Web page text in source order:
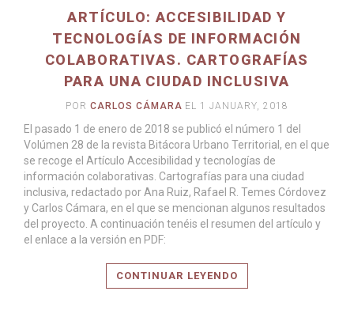
ARTÍCULO: ACCESIBILIDAD Y
TECNOLOGÍAS DE INFORMACIÓN
COLABORATIVAS. CARTOGRAFÍAS
PARA UNA CIUDAD INCLUSIVA
PORCARLOS CÁMARA EL 1 JANUARY, 2018
El pasado 1 de enero de 2018 se publicó el número 1 del
Volúmen 28 de la revista Bitácora Urbano Territorial, en el que
se recoge el Artículo Accesibilidad y tecnologías de
información colaborativas. Cartografías para una ciudad
inclusiva, redactado por Ana Ruiz, Rafael R. Temes Córdovez
y Carlos Cámara, en el que se mencionan algunos resultados
del proyecto. A continuación tenéis el resumen del artículo y
el enlace a la versión en PDF:
CONTINUAR LEYENDO